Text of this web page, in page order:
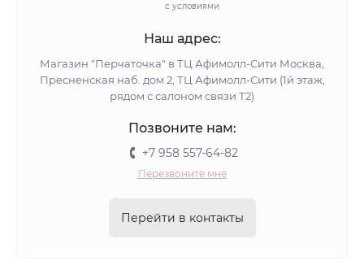
с условиями
Наш адрес:
Магазин "Перчаточка" в ТЦ Афимолл-Сити Москва,
Пресненская наб. дом 2, ТЦ Афимолл-Сити (1й этаж,
рядом с салоном связи Т2)
Позвоните нам:
+7 958 557-64-82
Перезвоните мне
Перейти в контакты